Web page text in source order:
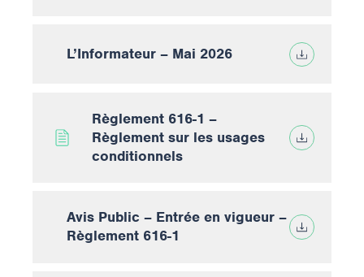
L’Informateur – Mai 2026
Règlement 616-1 –
Règlement sur les usages
conditionnels
Avis Public – Entrée en vigueur –
Règlement 616-1